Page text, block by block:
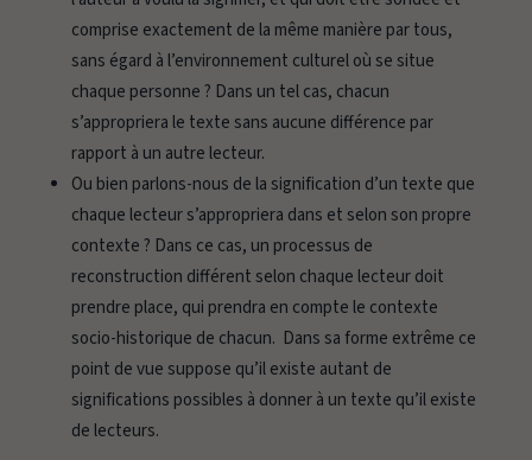
comprise exactement de la même manière par tous,
sans égard à l’environnement culturel où se situe
chaque personne ? Dans un tel cas, chacun
s’appropriera le texte sans aucune différence par
rapport à un autre lecteur.
Ou bien parlons-nous de la signification d’un texte que
chaque lecteur s’appropriera dans et selon son propre
contexte ? Dans ce cas, un processus de
reconstruction différent selon chaque lecteur doit
prendre place, qui prendra en compte le contexte
socio-historique de chacun. Dans sa forme extrême ce
point de vue suppose qu’il existe autant de
significations possibles à donner à un texte qu’il existe
de lecteurs.